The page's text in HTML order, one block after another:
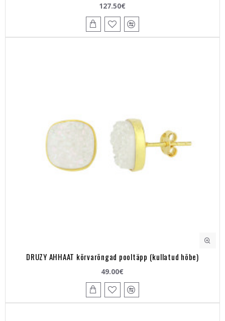
127.50€
DRUZY AHHAAT kõrvarõngad pooltäpp (kullatud hõbe)
49.00€